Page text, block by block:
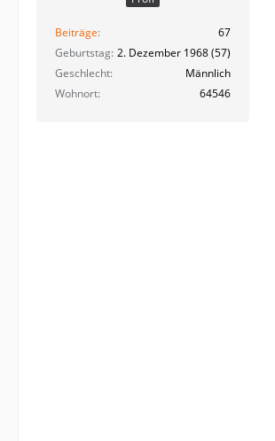
Beiträge
67
Geburtstag 2. Dezember 1968 (57)
Geschlecht
Männlich
Wohnort
64546